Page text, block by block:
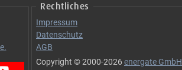
Rechtliches
Impressum
Datenschutz
AGB
Copyright © 2000-2026 energate GmbH